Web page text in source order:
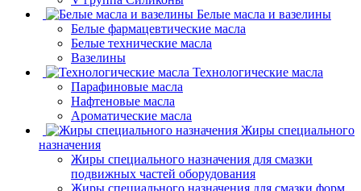
Белые масла и вазелины
Белые фармацевтические масла
Белые технические масла
Вазелины
Технологические масла
Парафиновые масла
Нафтеновые масла
Ароматические масла
Жиры специального
назначения
Жиры специального назначения для смазки
подвижных частей оборудования
Жиры специального назначения для смазки форм,